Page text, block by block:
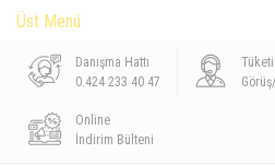
Üst Menü
Danışma Hattı
0.424 233 40 47
Online
İndirim Bülteni